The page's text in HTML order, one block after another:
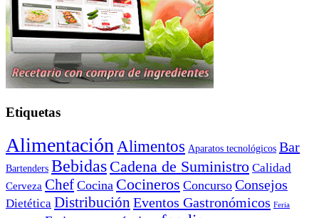
Etiquetas
Alimentación Alimentos Aparatos tecnológicos Bar
Bartenders Bebidas Cadena de Suministro Calidad
Cerveza Chef Cocina Cocineros Concurso Consejos
Dietética Distribución Eventos Gastronómicos Feria